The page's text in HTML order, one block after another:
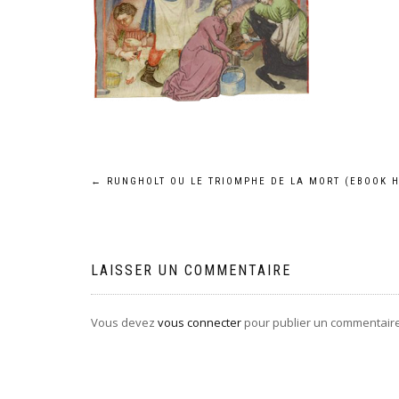
Navigation
l’article
← RUNGHOLT OU LE TRIOMPHE DE LA MORT (EBOOK
LAISSER UN COMMENTAIRE
Vous devez vous connecter pour publier un